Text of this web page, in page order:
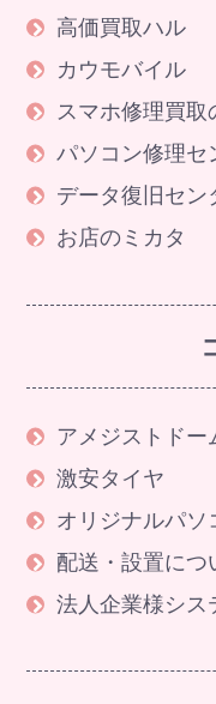
高価買取ハル
カウモバイル
スマホ修理買取
パソコン修理セ
データ復旧セン
お店のミカタ
アメジストドー
激安タイヤ
オリジナルパソ
配送・設置につ
法人企業様シス